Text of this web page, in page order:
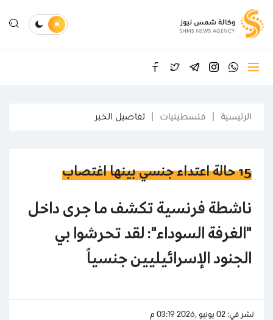
الرئيسية فلسطينيات تفاصيل الخبر
15 حالة اعتداء جنسي بينها اغتصاب
ناشطة فرنسية تكشف ما جرى داخل
"الغرفة السوداء": لقد تحرشوا بي
الجنود الإسرائيليين جنسياً
نشر في: 02 يونيو ,2026 03:19 م